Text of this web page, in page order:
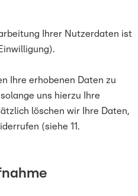
Ihrer Nutzerdaten ist
Ihre erhobenen Daten zu
uns hierzu Ihre
löschen wir Ihre Daten,
(siehe 11.